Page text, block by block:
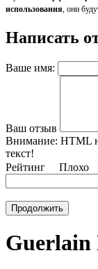
использования, они
Написать
Ваше имя:
Ваш отзыв
Внимание: HTML
текст!
Рейтинг Плохо
Продолжить
Guerlain